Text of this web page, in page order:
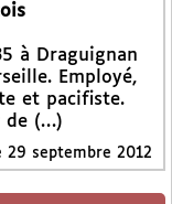
à Draguignan
Employé,
et pacifiste.
de (…)
29 septembre 2012